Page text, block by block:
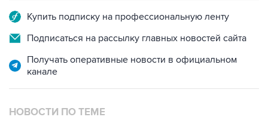
Купить подписку на профессиональную ленту
Подписаться на рассылку главных новостей сайта
Получать оперативные новости в официальном
канале
НОВОСТИ ПО ТЕМЕ